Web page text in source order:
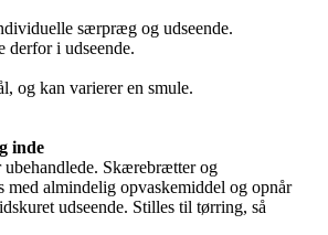
særpræg og udseende.
derfor i udseende.
og kan varierer en smule.
inde
ubehandlede. Skærebrætter og
med almindelig opvaskemiddel og opnår
udseende. Stilles til tørring, så